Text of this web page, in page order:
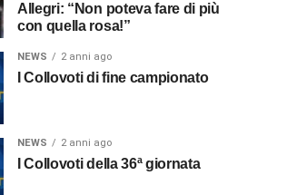
Allegri: “Non poteva fare di più
con quella rosa!”
NEWS 2 anni ago
I Collovoti di fine campionato
NEWS 2 anni ago
I Collovoti della 36ª giornata